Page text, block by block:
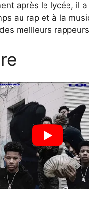
après le lycée, il a
au rap et à la
meilleurs